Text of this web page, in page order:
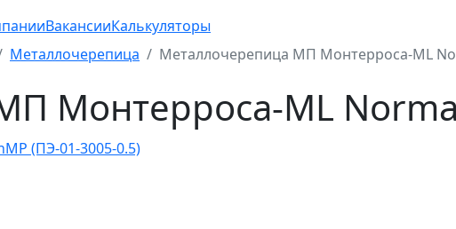
ВакансииКалькуляторы
Металлочерепица Металлочерепица МП Монтерроса-ML
Монтерроса-ML